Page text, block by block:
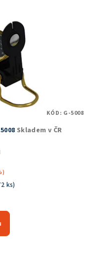
Skladem v ČR
ks)
KÓD: G-5008